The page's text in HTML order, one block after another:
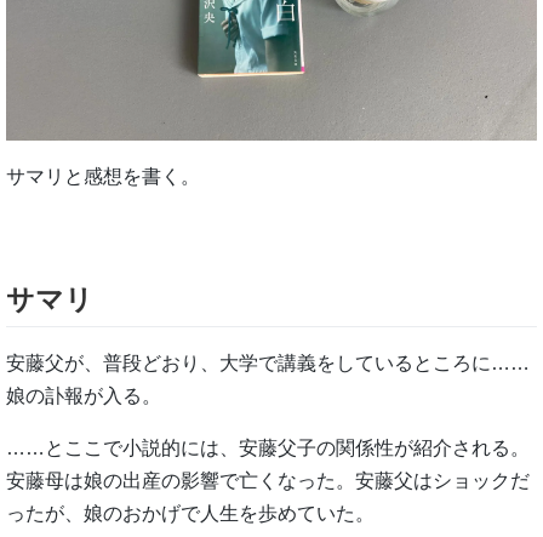
サマリと感想を書く。
サマリ
安藤父が、普段どおり、大学で講義をしているところに……
娘の訃報が入る。
……とここで小説的には、安藤父子の関係性が紹介される。
安藤母は娘の出産の影響で亡くなった。安藤父はショックだ
ったが、娘のおかげで人生を歩めていた。